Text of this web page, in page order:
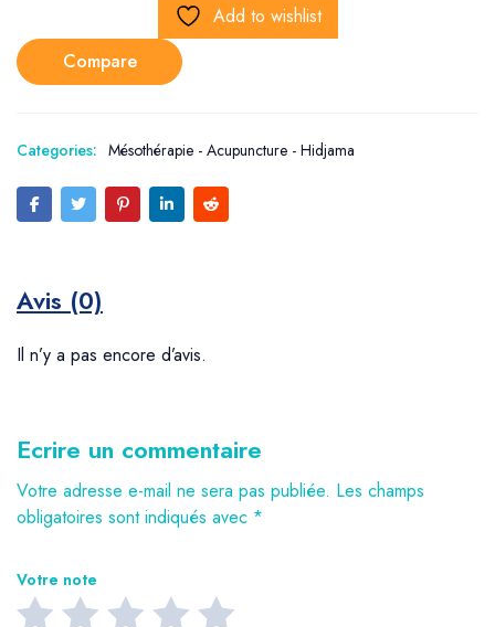
Add to wishlist
Compare
Categories: Mésothérapie - Acupuncture - Hidjama
Avis (0)
Il n’y a pas encore d’avis.
Ecrire un commentaire
Votre adresse e-mail ne sera pas publiée. Les champs
obligatoires sont indiqués avec *
Votre note